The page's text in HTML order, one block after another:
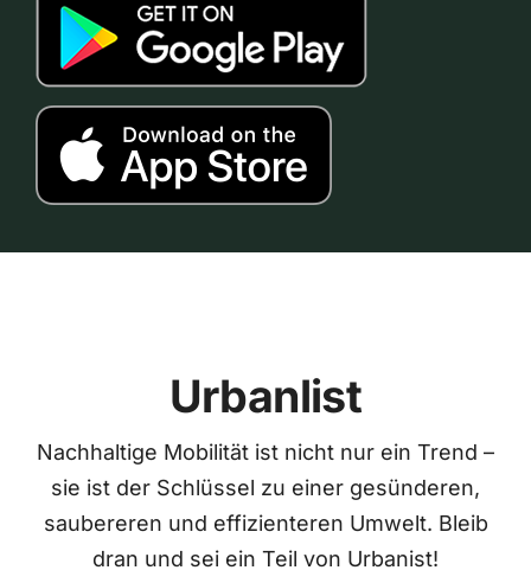
Urbanlist
Nachhaltige Mobilität ist nicht nur ein Trend –
sie ist der Schlüssel zu einer gesünderen,
saubereren und effizienteren Umwelt. Bleib
dran und sei ein Teil von Urbanist!